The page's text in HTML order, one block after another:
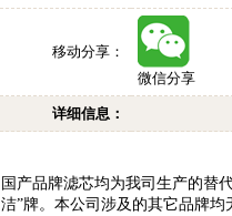
移动分享：
微信分享
详细信息：
国产品牌滤芯均为我司生产的替
洁”牌。本公司涉及的其它品牌